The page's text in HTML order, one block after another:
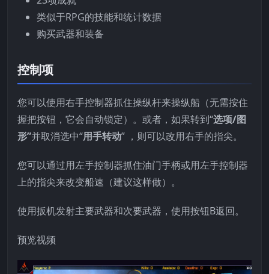
类似于RPG的技能和统计数据
购买武器和装备
控制项
您可以使用右手控制器抓住操纵杆来操纵船（无需按住
握把按钮，它会自动锁定）。或者，如果转到“选项/图
形”并取消选中“用手转动” ，则可以改用右手的指尖。
您可以通过用左手控制器抓住油门手柄或用左手控制器
上的指尖来改变船速（建议这样做）。
使用扳机发射主要武器和次要武器，使用按钮B返回。
预览视频